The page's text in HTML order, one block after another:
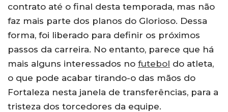
contrato até o final desta temporada, mas não
faz mais parte dos planos do Glorioso. Dessa
forma, foi liberado para definir os próximos
passos da carreira. No entanto, parece que há
mais alguns interessados no futebol do atleta,
o que pode acabar tirando-o das mãos do
Fortaleza nesta janela de transferências, para a
tristeza dos torcedores da equipe.